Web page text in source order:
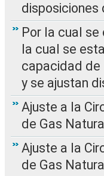
disposiciones
Por la cual se
la cual se
capacidad de
y se ajustan
Ajuste a la
de Gas
Ajuste a la
de Gas